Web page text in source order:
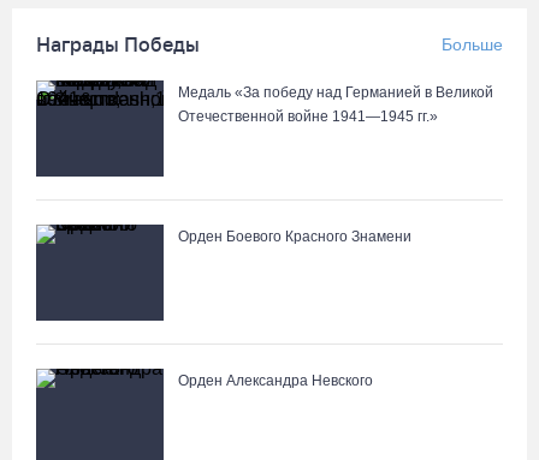
Награды Победы Больше
Медаль «За победу над Германией в Великой
Отечественной войне 1941—1945 гг.»
Орден Боевого Красного Знамени
Орден Александра Невского